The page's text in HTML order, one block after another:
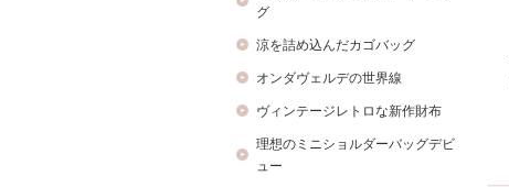
グ
涼を詰め込んだカゴバッグ
オンダヴェルデの世界線
ヴィンテージレトロな新作財布
理想のミニショルダーバッグデビ
ュー